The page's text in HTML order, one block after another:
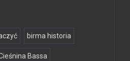
birma historia
Bassa